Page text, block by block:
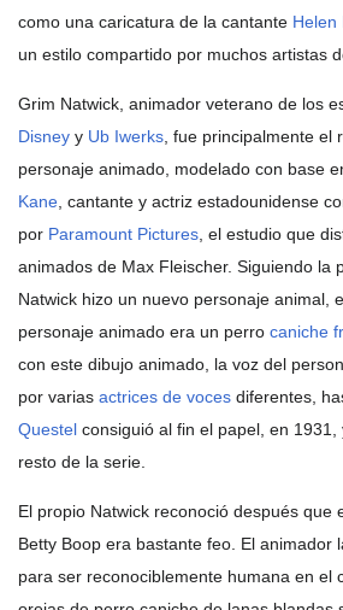
como una caricatura de la cantante Helen
un estilo compartido por muchos artistas
Grim Natwick, animador veterano de los
Disney y Ub Iwerks , fue principalmente
personaje animado, modelado con base
Kane , cantante y actriz estadounidense
por Paramount Pictures , el estudio que
animados de Max Fleischer. Siguiendo la
Natwick hizo un nuevo personaje animal,
personaje animado era un perro caniche
con este dibujo animado, la voz del
por varias actrices de voces diferentes,
Questel consiguió al fin el papel, en
resto de la serie.
El propio Natwick reconoció después que
Betty Boop era bastante feo. El animador
para ser reconociblemente humana en el